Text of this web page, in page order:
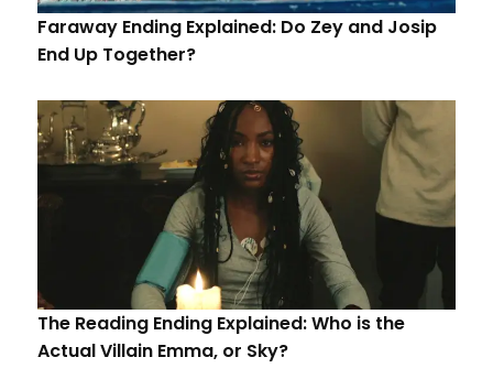
Faraway Ending Explained: Do Zey and Josip
End Up Together?
The Reading Ending Explained: Who is the
Actual Villain Emma, or Sky?